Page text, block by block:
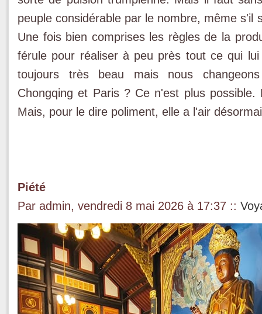
peuple considérable par le nombre, même
Une fois bien comprises les règles de la
férule pour réaliser à peu près tout ce qui
toujours très beau mais nous
Chongqing et Paris ? Ce n'est plus
Mais, pour le dire poliment, elle a l'air
Piété
Par admin, vendredi 8 mai 2026 à 17:37 ::